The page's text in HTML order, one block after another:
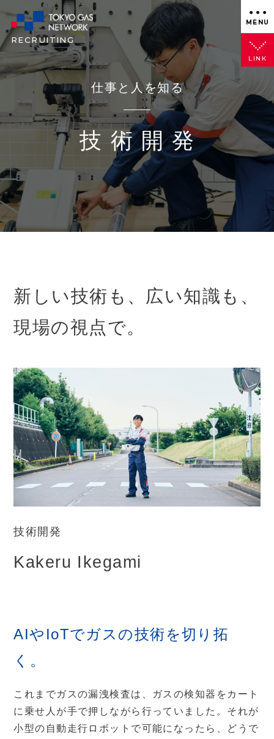
RECRUITING
MENU
LINK
仕事と人を知る
技術開発
新しい技術も、広い知識も、
現場の視点で。
技術開発
Kakeru Ikegami
AIやIoTでガスの技術を切り拓
く。
これまでガスの漏洩検査は、ガスの検知器をカート
に乗せ人が手で押しながら行っていました。それが
小型の自動走行ロボットで可能になったら、どうで